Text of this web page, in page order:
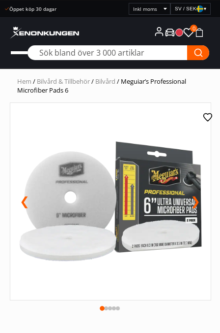
Välj
prisvisning
SV / SEK ▾
0
Hem / Bilvård & Tillbehör/ Bilvård / Meguiar’s Professional
Microfiber Pads 6
❮ ❯